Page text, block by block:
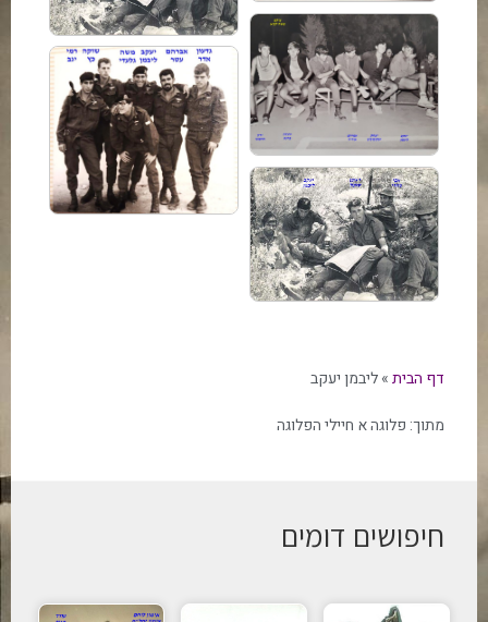
דף הבית»ליבמן יעקב
מתוך: פלוגה א חיילי הפלוגה
חיפושים דומים